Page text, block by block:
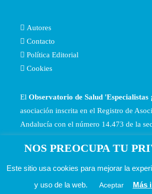
Autores
Contacto
Política Editorial
Cookies
El Observatorio de Salud 'Especialistas
asociación inscrita en el Registro de
Andalucía con el número 14.473 de la
Estatutos
NOS PREOCUPA TU
Este sitio usa cookies para mejorar la
y uso de la web.
Aceptar Más